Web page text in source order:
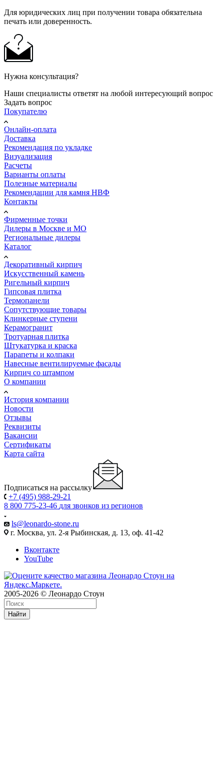
Для юридических лиц при получении товара обязательна
печать или доверенность.
Нужна консультация?
Наши специалисты ответят на любой интересующий вопрос
Задать вопрос
Покупателю
Онлайн-оплата
Доставка
Рекомендация по укладке
Визуализация
Расчеты
Варианты оплаты
Полезные материалы
Рекомендации для камня НВФ
Контакты
Фирменные точки
Дилеры в Москве и МО
Региональные дилеры
Каталог
Декоративный кирпич
Искусственный камень
Ригельный кирпич
Гипсовая плитка
Термопанели
Сопутствующие товары
Клинкерные ступени
Керамогранит
Тротуарная плитка
Штукатурка и краска
Парапеты и колпаки
Навесные вентилируемые фасады
Кирпич со штампом
О компании
История компании
Новости
Отзывы
Реквизиты
Вакансии
Сертификаты
Карта сайта
Подписаться на рассылку
+7 (495) 988-29-21
8 800 775-23-46 для звонков из регионов
ls@leonardo-stone.ru
г. Москва, ул. 2-я Рыбинская, д. 13, оф. 41-42
Вконтакте
YouTube
2005-2026 © Леонардо Стоун
Найти